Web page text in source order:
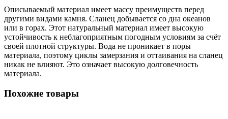
Описываемый материал имеет массу преимуществ перед
другими видами камня. Сланец добывается со дна океанов
или в горах. Этот натуральный материал имеет высокую
устойчивость к неблагоприятным погодным условиям за счёт
своей плотной структуры. Вода не проникает в поры
материала, поэтому циклы замерзания и оттаивания на сланец
никак не влияют. Это означает высокую долговечность
материала.
Похожие товары